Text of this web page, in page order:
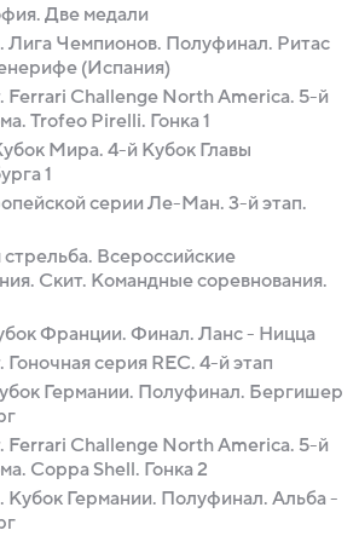
Две медали
Лига Чемпионов. Полуфинал. Ритас
(Испания)
Ferrari Challenge North America. 5-й
Trofeo Pirelli. Гонка 1
Мира. 4-й Кубок Главы
1
серии Ле-Ман. 3-й этап.
Всероссийские
Скит. Командные соревнования.
Франции. Финал. Ланс - Ницца
Гоночная серия REC. 4-й этап
Германии. Полуфинал. Бергишер
Ferrari Challenge North America. 5-й
Coppa Shell. Гонка 2
Кубок Германии. Полуфинал. Альба -